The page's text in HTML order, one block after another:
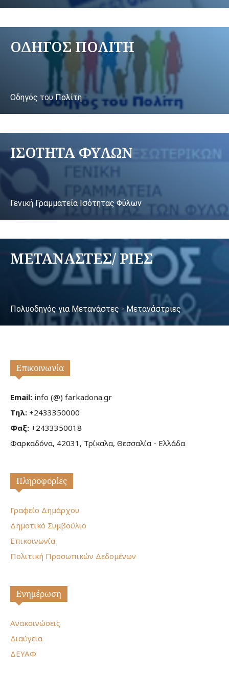
ΟΔΗΓΟΣ ΠΟΛΙΤΗ
Οδηγός του Πολίτη
ΙΣΟΤΗΤΑ ΦΥΛΩΝ
Γενική Γραμματεία Ισότητας Φύλων
ΜΕΤΑΝΑΣΤΕΣ/ ΡΙΕΣ
Πολυοδηγός για Μετανάστες - Μετανάστριες
Επικοινωνία
Email: info (@) farkadona.gr
Τηλ: +2433350000
Φαξ: +2433350018
Φαρκαδόνα, 42031, Τρίκαλα, Θεσσαλία - Ελλάδα
Πληροφορίες
Γραφείο Δημάρχου
Δημοτικό Συμβούλιο
Επικοινωνία
Πολιτική Προσωπικών Δεδομένων
Ενημέρωση
Ανακοινώσεις
Διαύγεια
ΔΕΥΑΦ